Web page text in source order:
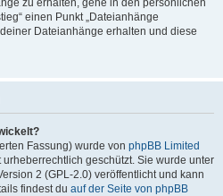
zu erhalten, gehe in den persönlichen
einen Punkt „Dateianhänge
Dateianhänge erhalten und diese
Fassung) wurde von phpBB Limited
geschützt. Sie wurde unter
2 (GPL-2.0) veröffentlicht und kann
findest du auf der Seite von phpBB